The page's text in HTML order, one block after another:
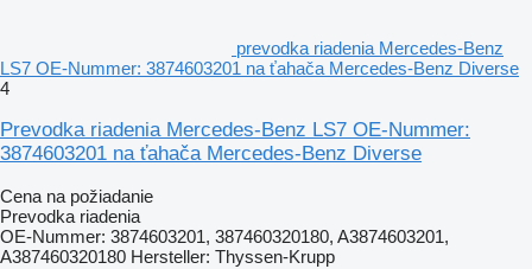
prevodka riadenia Mercedes-Benz
LS7 OE-Nummer: 3874603201 na ťahača Mercedes-Benz Diverse
4
Prevodka riadenia Mercedes-Benz LS7 OE-Nummer:
3874603201 na ťahača Mercedes-Benz Diverse
Cena na požiadanie
Prevodka riadenia
OE-Nummer: 3874603201, 387460320180, A3874603201,
A387460320180 Hersteller: Thyssen-Krupp